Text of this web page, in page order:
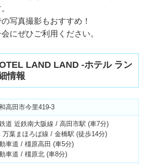
写真撮影もおすすめ！
にぜひご利用ください。
LAND LAND -ホテル ラン
情報
高田市今里419-3
道 近鉄南大阪線 / 高田市駅 (車7分)
万葉まほろば線 / 金橋駅 (徒歩14分)
車道 / 橿原高田 (車5分)
車道 / 橿原北 (車8分)